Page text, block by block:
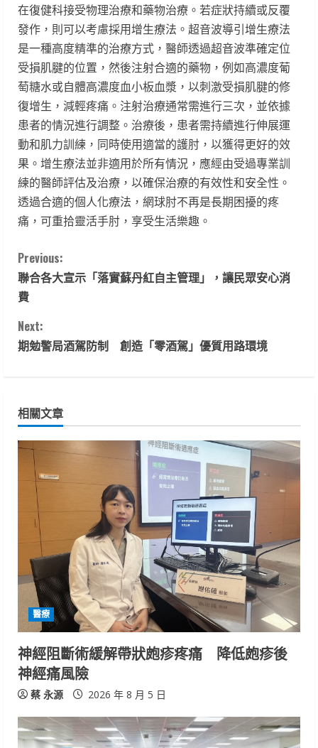
在復健科接受物理治療和藥物治療。若症狀持續或反覆
發作，則可以考慮採用增生療法。超音波導引增生療法
是一種高度精準的治療方式，醫師透過超音波準確定位
受損肌腱的位置，然後注射合適的藥物，例如高濃度葡
萄糖水或自體高濃度血小板血漿，以刺激受損肌腱的修
復增生，減輕疼痛。注射治療通常需進行三次，並依據
患者的情況進行調整。治療後，患者需持續進行伸展運
動和肌力訓練，同時使用適當的護肘，以獲得更好的效
果。增生療法並非適用於所有情況，應經由受過專業訓
練的醫師評估及治療，以確保治療的有效性和安全性。
透過合適的個人化療法，網球肘不再是長期困擾的疼
痛，可重拾靈活手肘，享受生活樂趣。
C
o
n
t
n
u
d
i
n
g
Previous:
聯合各大宣示「落實蘇丹紅自主管理」，讓民眾安心消
費
Next:
期勉警局酒駕防制 創造「零酒駕」優質用路環境
相關文章
醫療
神經阻斷術緩解帶狀皰疹疼痛 降低皰疹後
神經痛風險
蔡 永源 2026 年 8 月 5 日